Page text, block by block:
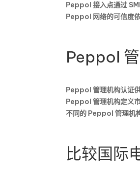
Peppol 接入点通过
Peppol 网络的可信度
Peppol
Peppol 管理机构认证
Peppol 管理机构定义
不同的 Peppol 管理机
比较国际